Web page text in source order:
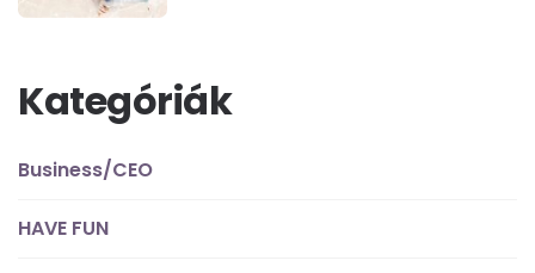
Kategóriák
Business/CEO
HAVE FUN